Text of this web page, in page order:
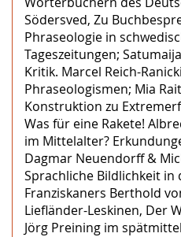
Södersved, Zu
Phraseologie in
Tageszeitungen;
Kritik. Marcel Reich-
Phraseologismen; Mia
Konstruktion zu
Was für eine Rakete!
im Mittelalter?
Dagmar Neuendorff &
Sprachliche Bildlichkeit in
Franziskaners Berthold
Liefländer-Leskinen, Der
Jörg Preining im